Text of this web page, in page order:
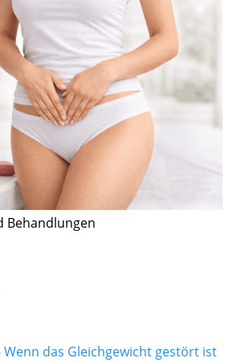
Behandlungen
das Gleichgewicht gestört ist